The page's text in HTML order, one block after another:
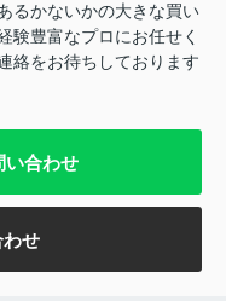
るかないかの大きな買い
験豊富なプロにお任せく
絡をお待ちしております
い合わせ
せ